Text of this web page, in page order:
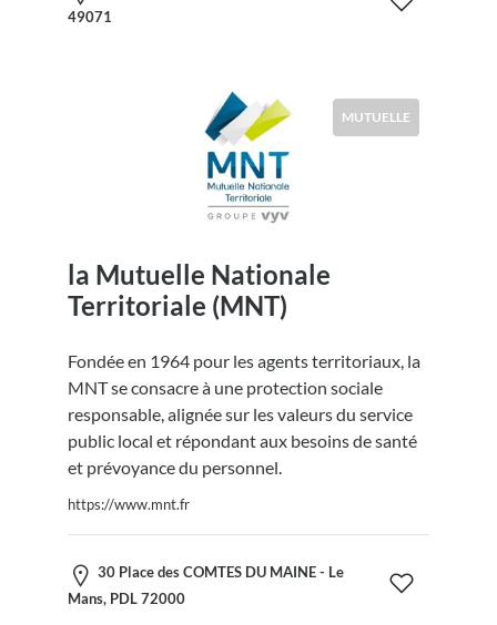
49071
MUTUELLE
la Mutuelle Nationale
Territoriale (MNT)
Fondée en 1964 pour les agents territoriaux, la
MNT se consacre à une protection sociale
responsable, alignée sur les valeurs du service
public local et répondant aux besoins de santé
et prévoyance du personnel.
https://www.mnt.fr
30 Place des COMTES DU MAINE - Le
Mans, PDL 72000